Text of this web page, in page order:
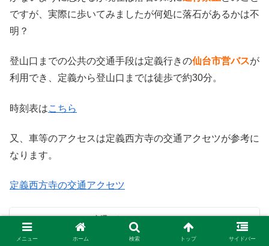
ですが、実際に歩いてみましたが何処に落石があるかは不
明？
登山口までの公共の交通手段は定義行きの仙台市営バスが
利用でき、定義から登山口までは徒歩で約30分。
時刻表はこちら
又、車等のアクセスは定義西方寺の交通アクセツが参考に
なります。
定義西方寺の交通アクセツ
公共交通期間および自家用車での交通アクセスをご案内い
たします。境内駐車場は無料でご利用いただけます。
メニュー ホーム 検索 トップ サイドバー